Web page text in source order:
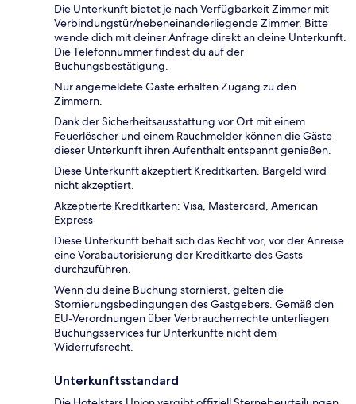
Die Unterkunft bietet je nach Verfügbarkeit Zimmer mit
Verbindungstür/nebeneinanderliegende Zimmer. Bitte
wende dich mit deiner Anfrage direkt an deine Unterkunft.
Die Telefonnummer findest du auf der
Buchungsbestätigung.
Nur angemeldete Gäste erhalten Zugang zu den
Zimmern.
Dank der Sicherheitsausstattung vor Ort mit einem
Feuerlöscher und einem Rauchmelder können die Gäste
dieser Unterkunft ihren Aufenthalt entspannt genießen.
Diese Unterkunft akzeptiert Kreditkarten. Bargeld wird
nicht akzeptiert.
Akzeptierte Kreditkarten: Visa, Mastercard, American
Express
Diese Unterkunft behält sich das Recht vor, vor der Anreise
eine Vorabautorisierung der Kreditkarte des Gasts
durchzuführen.
Wenn du deine Buchung stornierst, gelten die
Stornierungsbedingungen des Gastgebers. Gemäß den
EU-Verordnungen über Verbraucherrechte unterliegen
Buchungsservices für Unterkünfte nicht dem
Widerrufsrecht.
Unterkunftsstandard